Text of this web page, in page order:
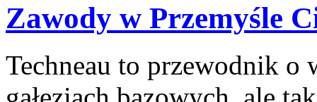
Zawody w Przemyśle
Techneau to przewodnik o